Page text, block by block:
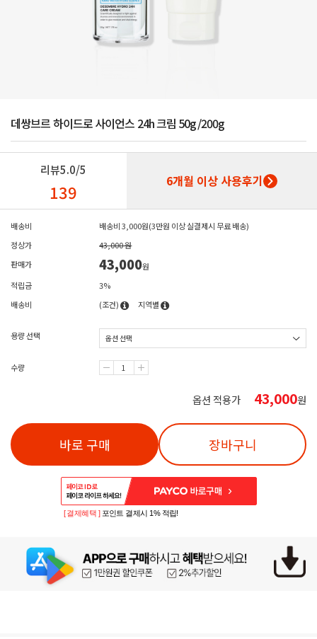
데쌍브르 하이드로 사이언스 24h 크림 50g/200g
리뷰5.0/5
139 6개월 이상 사용후기
배송비
배송비 3,000원(3만원 이상 실결제시 무료 배송)
정상가
43,000 원
판매가
43,000원
적립금
3%
배송비
(조건) 지역별
용량 선택
수량
옵션 적용가 43,000원
바로 구매 장바구니
[ 결제혜택 ] 포인트 결제시 1% 적립!